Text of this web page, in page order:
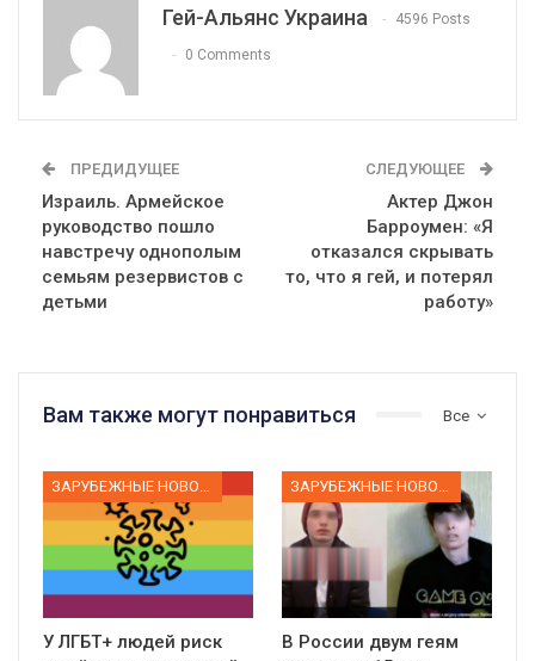
Гей-Альянс Украина 4596 Posts
0 Comments
ПРЕДИДУЩЕЕ
Израиль. Армейское
руководство пошло
навстречу однополым
семьям резервистов с
детьми
СЛЕДУЮЩЕЕ
Актер Джон
Барроумен: «Я
отказался скрывать
то, что я гей, и потерял
работу»
Все
Вам также могут понравиться
У ЛГБТ+ людей риск
В России двум геям